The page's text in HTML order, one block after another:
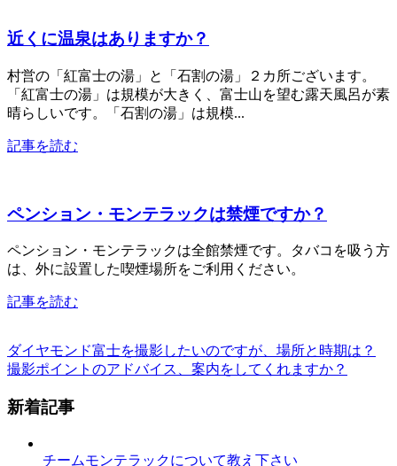
近くに温泉はありますか？
村営の「紅富士の湯」と「石割の湯」２カ所ございます。
「紅富士の湯」は規模が大きく、富士山を望む露天風呂が素
晴らしいです。「石割の湯」は規模...
記事を読む
ペンション・モンテラックは禁煙ですか？
ペンション・モンテラックは全館禁煙です。タバコを吸う方
は、外に設置した喫煙場所をご利用ください。
記事を読む
ダイヤモンド富士を撮影したいのですが、場所と時期は？
撮影ポイントのアドバイス、案内をしてくれますか？
新着記事
チームモンテラックについて教え下さい